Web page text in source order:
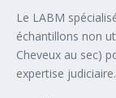
Le LABM
échantillons non
Cheveux au sec)
expertise judiciaire.